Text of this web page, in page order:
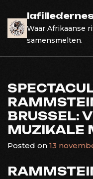
contentWaar Afrikaanse
samensmelten.
BRUSSEL:
MUZIKALE
Posted on 13